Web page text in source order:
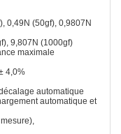
0,49N (50gf), 0,9807N
9,807N (1000gf)
maximale
4,0%
automatique
automatique et